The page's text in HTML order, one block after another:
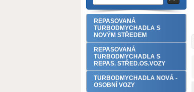
REPASOVANÁ
TURBODMYCHADLA S
NOVÝM STŘEDEM
REPASOVANÁ
TURBODMYCHADLA S
REPAS. STŘED.OS.VOZY
TURBODMYCHADLA NOVÁ -
OSOBNÍ VOZY